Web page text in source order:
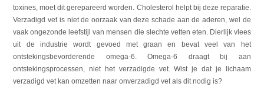
toxines, moet dit gerepareerd worden. Cholesterol helpt bij deze reparatie.
Verzadigd vet is niet de oorzaak van deze schade aan de aderen, wel de
vaak ongezonde leefstijl van mensen die slechte vetten eten. Dierlijk vlees
uit de industrie wordt gevoed met graan en bevat veel van het
ontstekingsbevorderende omega-6. Omega-6 draagt bij aan
ontstekingsprocessen, niet het verzadigde vet. Wist je dat je lichaam
verzadigd vet kan omzetten naar onverzadigd vet als dit nodig is?